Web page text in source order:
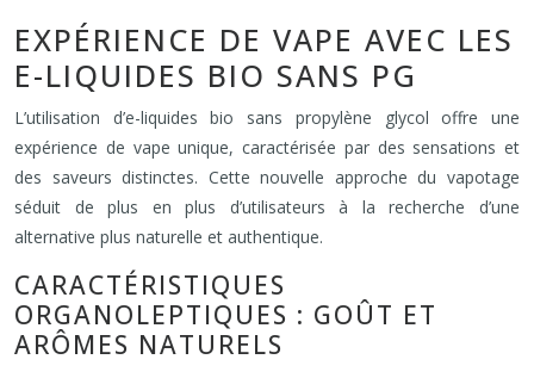
EXPÉRIENCE DE VAPE AVEC LES
E-LIQUIDES BIO SANS PG
L’utilisation d’e-liquides bio sans propylène glycol offre une
expérience de vape unique, caractérisée par des sensations et
des saveurs distinctes. Cette nouvelle approche du vapotage
séduit de plus en plus d’utilisateurs à la recherche d’une
alternative plus naturelle et authentique.
CARACTÉRISTIQUES
ORGANOLEPTIQUES : GOÛT ET
ARÔMES NATURELS